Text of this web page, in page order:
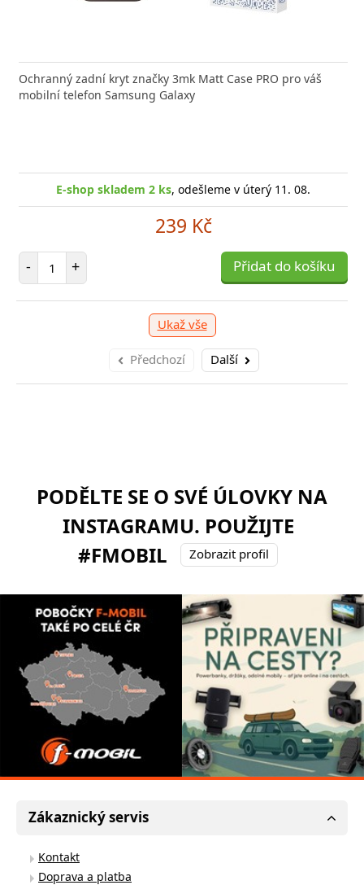
Ochranný zadní kryt značky 3mk Matt Case PRO pro váš
mobilní telefon Samsung Galaxy
E-shop skladem 2 ks, odešleme v úterý 11. 08.
239 Kč
- Počet položek
+ Přidat do košíku
Ukaž vše
Předchozí Další
PODĚLTE SE O SVÉ ÚLOVKY NA
INSTAGRAMU. POUŽIJTE
#FMOBIL
Zobrazit profil
Zákaznický servis
Kontakt
Doprava a platba